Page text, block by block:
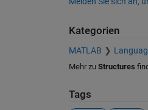
Kategorien
MATLAB
Mehr zu Structures
Tags